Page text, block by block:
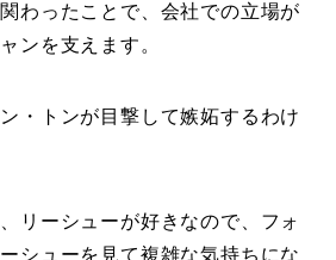
わったことで、会社での立場が
ンを支えます。
・トンが目撃して嫉妬するわけ
リーシューが好きなので、フォ
シューを見て複雑な気持ちにな